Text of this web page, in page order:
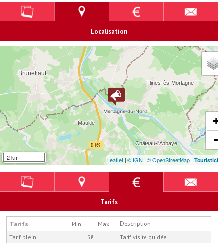
Localisation
2 km Leaflet| © IGN| © OpenStreetMap|
Tarifs
Tarifs Min Max Description
Tarif plein 5€ Tarif visite guidée